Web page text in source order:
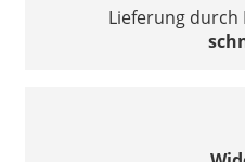
Lieferung